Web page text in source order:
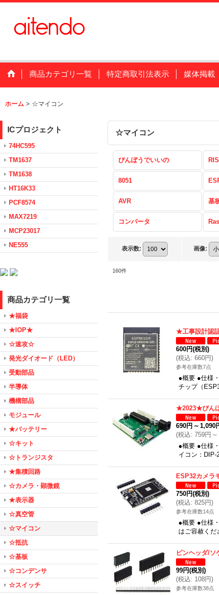
商品カテゴリ一覧 特定商取引法表示 媒体掲載
ホーム > ☆マイコン
ICプロジェクト
74HC595
TM1637
TM1638
HT16K33
PCF8574
MAX7219
MCP23017
NE555
商品カテゴリ一覧
★福袋
★IOP★
☆速攻☆
発光ダイオード（LED）
受動部品
半導体
機構部品
モジュール
★バッテリー
☆キット
☆トランジスタ
★集積回路
☆カメラ・顕微鏡
★表示器
☆真空管
☆マイコン
☆抵抗
☆基板
☆コンデンサ
☆スイッチ
☆マイコン
びんぼうでいいの
8051
AVR 基
コンバータ
表示数: 画像:
160件
★工事設計認
600円(税別)
(税込: 660円)
参考在庫数7点
●概要 ●仕様
チップ（
★2023★びん
690円 ～ 1,090
(税込: 759円 ～
●概要 ●仕様
イコン：
ESP32カメラ
750円(税別)
(税込: 825円)
参考在庫数14点
●概要 ●仕様
はご容赦く
ピンヘッダ/ソ
99円(税別)
(税込: 108円)
参考在庫数38点